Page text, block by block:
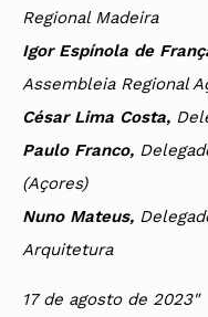
Regional Madeira
Igor Espínola de
Assembleia Regional
César Lima Costa,
Paulo Franco,
(Açores)
Nuno Mateus,
Arquitetura
17 de agosto de 2023"